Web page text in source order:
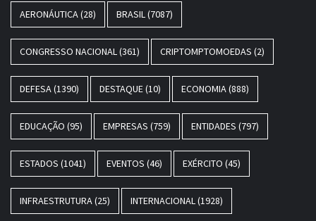
AERONÁUTICA(28) BRASIL(7087)
CONGRESSO NACIONAL(361) CRIPTOMPTOMOEDAS (2)
DEFESA(1390) DESTAQUE(10) ECONOMIA(888)
EDUCAÇÃO (95) EMPRESAS (759) ENTIDADES (797)
ESTADOS (1041) EVENTOS (46) EXÉRCITO (45)
INFRAESTRUTURA(25) INTERNACIONAL(1928)